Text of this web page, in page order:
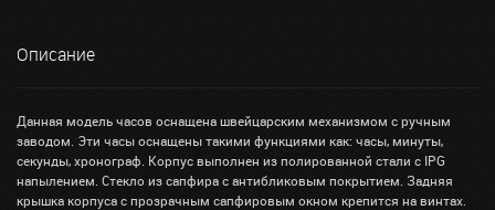
Описание
Данная модель часов оснащена швейцарским механизмом с ручным
заводом. Эти часы оснащены такими функциями как: часы, минуты,
секунды, хронограф. Корпус выполнен из полированной стали с IPG
напылением. Стекло из сапфира с антибликовым покрытием. Задняя
крышка корпуса с прозрачным сапфировым окном крепится на винтах.